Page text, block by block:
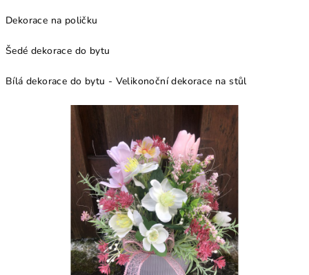
Dekorace na poličku
Šedé dekorace do bytu
Bílá dekorace do bytu - Velikonoční dekorace na stůl